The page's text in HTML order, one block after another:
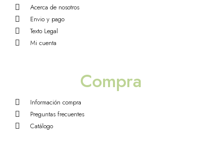
Acerca de nosotros
Envio y pago
Texto Legal
Mi cuenta
Compra
Información compra
Preguntas frecuentes
Catálogo